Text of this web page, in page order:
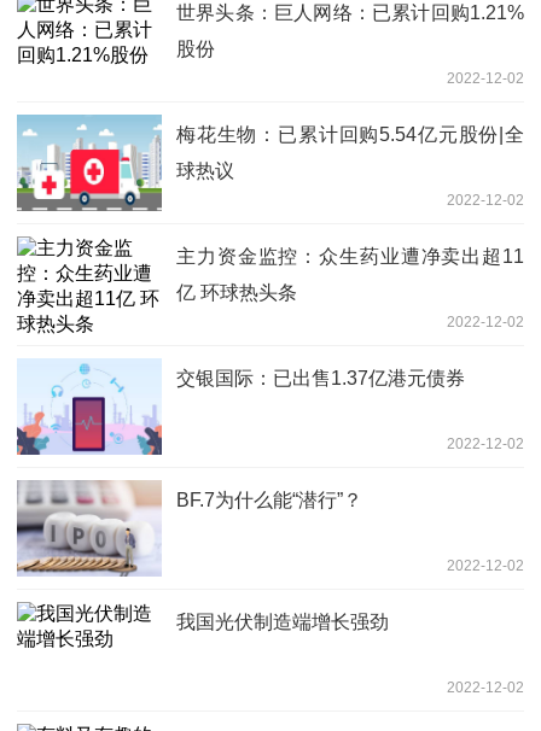
世界头条：巨人网络：已累计回购1.21%
股份
2022-12-02
梅花生物：已累计回购5.54亿元股份|全
球热议
2022-12-02
主力资金监控：众生药业遭净卖出超11
亿 环球热头条
2022-12-02
交银国际：已出售1.37亿港元债券
2022-12-02
BF.7为什么能“潜行”？
2022-12-02
我国光伏制造端增长强劲
2022-12-02